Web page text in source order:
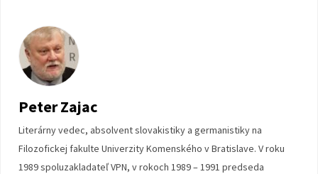
Peter Zajac
Literárny vedec, absolvent slovakistiky a germanistiky na
Filozofickej fakulte Univerzity Komenského v Bratislave. V roku
1989 spoluzakladateľ VPN, v rokoch 1989 – 1991 predseda